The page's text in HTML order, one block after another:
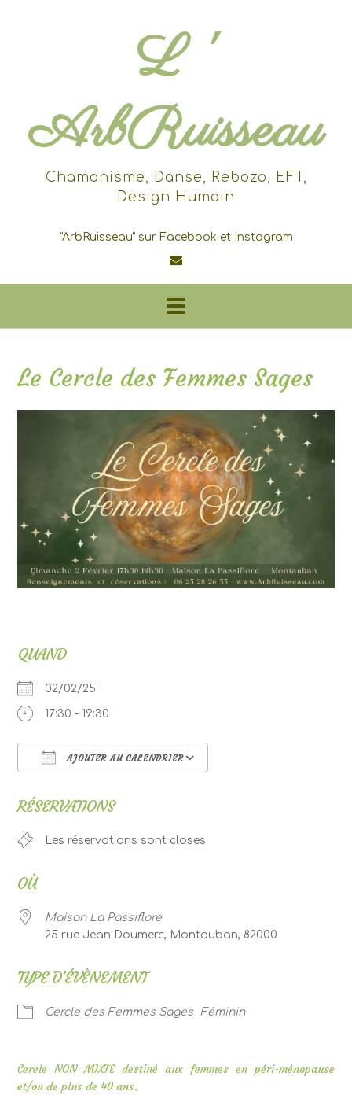
L '
ArbRuisseau
Chamanisme, Danse, Rebozo, EFT,
Design Humain
"ArbRuisseau" sur Facebook et Instagram
Le Cercle des Femmes Sages
QUAND
02/02/25
17:30 - 19:30
AJOUTER AU CALENDRIER
RÉSERVATIONS
Les réservations sont closes
OÙ
Maison La Passiflore
25 rue Jean Doumerc, Montauban, 82000
TYPE D’ÉVÈNEMENT
Cercle des Femmes Sages Féminin
Cercle NON MIXTE destiné aux femmes en péri-ménopause
et/ou de plus de 40 ans.